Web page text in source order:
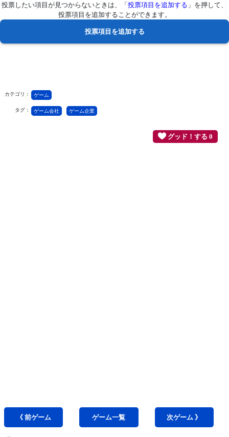
投票したい項目が見つからないときは、「 投票項目を追加する 」を押して、
投票項目を追加することができます。
カテゴリ： ゲーム
タグ： ゲーム会社 ゲーム企業
グッド！する 0
《 前ゲーム ゲーム一覧 次ゲーム 》